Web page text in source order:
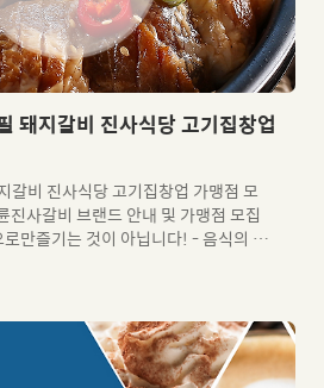
돼지갈비 진사식당 고기집창업
갈비 진사식당 고기집창업 가맹점 모
진사갈비 브랜드 안내 및 가맹점 모집
만즐기는 것이 아닙니다! - 음식의 재
생각하는 마음으로 "먹기 좋고 기분
니다. 트랜드를 선도하는프랜차이즈
시대적 요구와 믿음에 부응하고자 끊
고 있습니다. 독창적인 메뉴, 맛, 분위
고 가족점, 경영주님들과 함께 발전할